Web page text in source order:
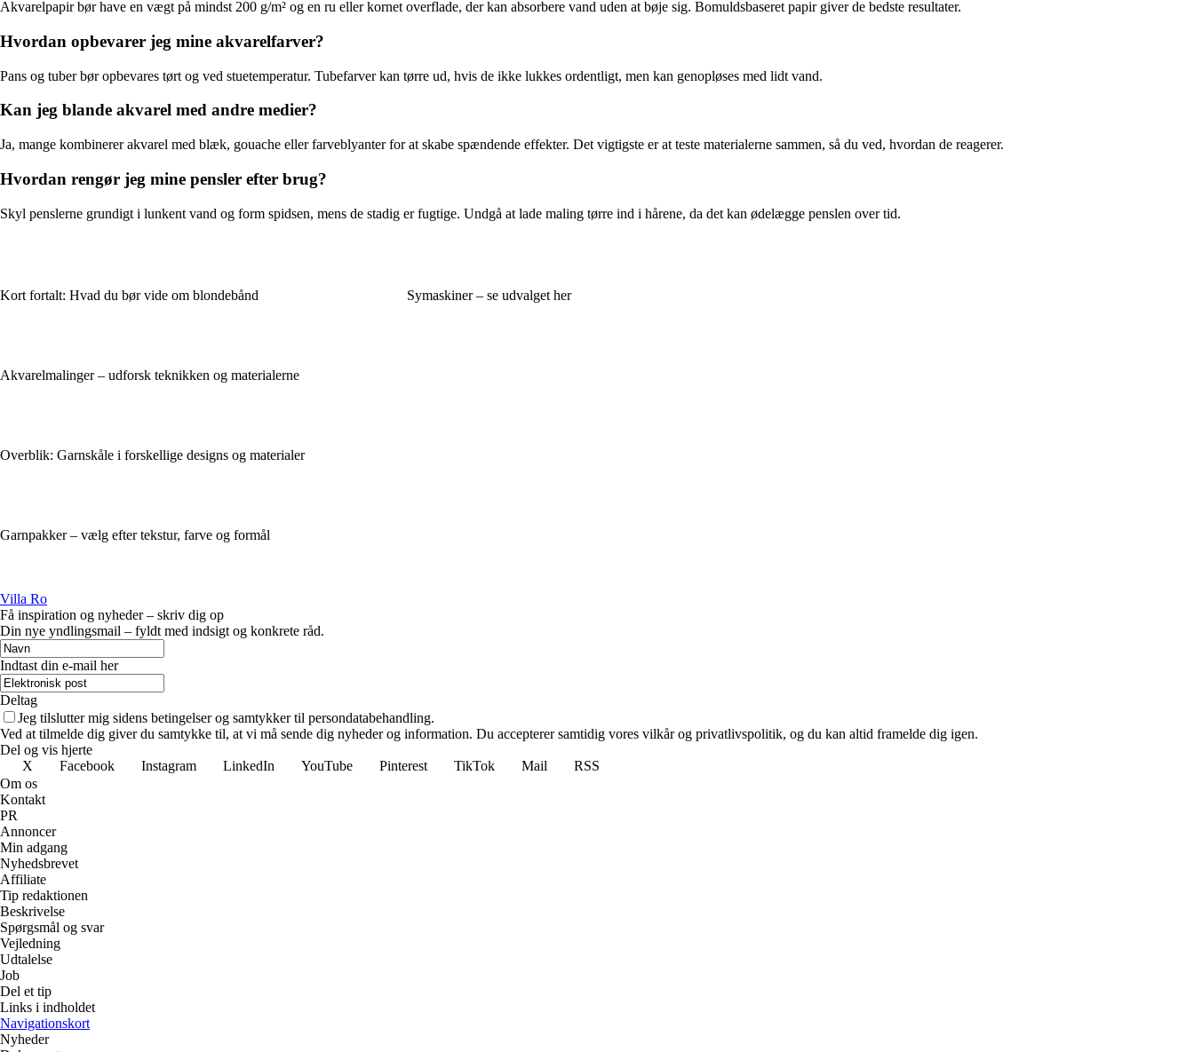
Akvarelpapir bør have en vægt på mindst 200 g/m² og en ru eller kornet overflade, der kan absorbere vand uden at bøje sig. Bomuldsbaseret papir giver de bedste resultater.
Hvordan opbevarer jeg mine akvarelfarver?
Pans og tuber bør opbevares tørt og ved stuetemperatur. Tubefarver kan tørre ud, hvis de ikke lukkes ordentligt, men kan genopløses med lidt vand.
Kan jeg blande akvarel med andre medier?
Ja, mange kombinerer akvarel med blæk, gouache eller farveblyanter for at skabe spændende effekter. Det vigtigste er at teste materialerne sammen, så du ved, hvordan de reagerer.
Hvordan rengør jeg mine pensler efter brug?
Skyl penslerne grundigt i lunkent vand og form spidsen, mens de stadig er fugtige. Undgå at lade maling tørre ind i hårene, da det kan ødelægge penslen over tid.
Kort fortalt: Hvad du bør vide om blondebånd
Akvarelmalinger – udforsk teknikken og materialerne
Overblik: Garnskåle i forskellige designs og materialer
Garnpakker – vælg efter tekstur, farve og formål
Symaskiner – se udvalget her
Villa Ro
Få inspiration og nyheder – skriv dig op
Din nye yndlingsmail – fyldt med indsigt og konkrete råd.
Indtast din e-mail her
Deltag
Jeg tilslutter mig sidens betingelser og samtykker til persondatabehandling.
Ved at tilmelde dig giver du samtykke til, at vi må sende dig nyheder og information. Du accepterer samtidig vores vilkår og privatlivspolitik, og du kan altid framelde dig igen.
Del og vis hjerte
X
Facebook Instagram LinkedIn YouTube Pinterest TikTok Mail
RSS
Om os
Kontakt
PR
Annoncer
Min adgang
Nyhedsbrevet
Affiliate
Tip redaktionen
Beskrivelse
Spørgsmål og svar
Vejledning
Udtalelse
Job
Del et tip
Links i indholdet
Navigationskort
Nyheder